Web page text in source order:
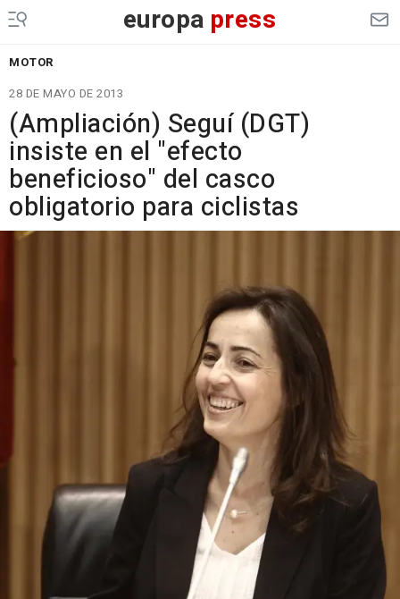
europa press
MOTOR
28 DE MAYO DE 2013
(Ampliación) Seguí (DGT)
insiste en el "efecto
beneficioso" del casco
obligatorio para ciclistas